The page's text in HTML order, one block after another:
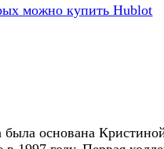
можно купить Hublot
была основана